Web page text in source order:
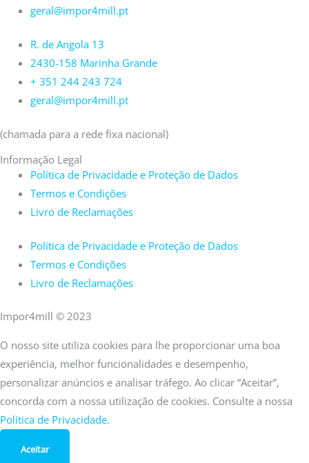
geral@impor4mill.pt
R. de Angola 13
2430-158 Marinha Grande
+ 351 244 243 724
geral@impor4mill.pt
(chamada para a rede fixa nacional)
Informação Legal
Política de Privacidade e Proteção de Dados
Termos e Condições
Livro de Reclamações
Política de Privacidade e Proteção de Dados
Termos e Condições
Livro de Reclamações
Impor4mill © 2023
O nosso site utiliza cookies para lhe proporcionar uma boa
experiência, melhor funcionalidades e desempenho,
personalizar anúncios e analisar tráfego. Ao clicar “Aceitar”,
concorda com a nossa utilização de cookies. Consulte a nossa
Política de Privacidade.
Aceitar